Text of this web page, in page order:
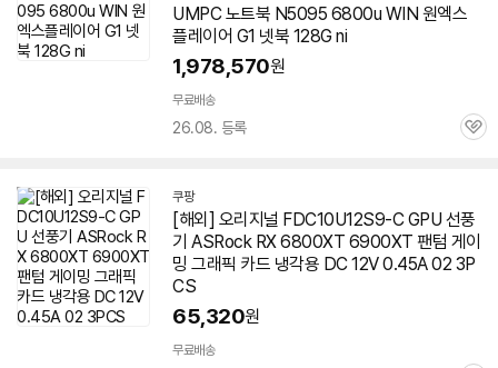
UMPC노트북 N5095 6800u WIN 원엑스
플레이어 G1 넷북 128G ni
1,978,570원
무료배송
26.08. 등록
관
쿠팡
[해외] 오리지널 FDC10U12S9-C GPU 선풍
기 ASRock RX 6800XT 6900XT 팬텀 게이
밍 그래픽 카드 냉각용 DC 12V 0.45A 02 3P
CS
65,320원
무료배송